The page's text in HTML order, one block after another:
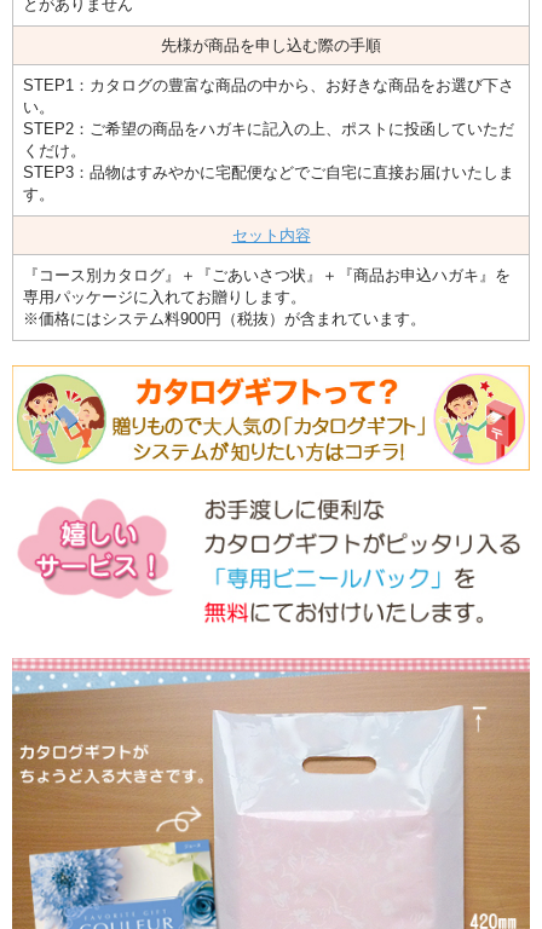
とがありません
先様が商品を申し込む際の手順
STEP1：カタログの豊富な商品の中から、お好きな商品をお選び下さ
い。
STEP2：ご希望の商品をハガキに記入の上、ポストに投函していただ
くだけ。
STEP3：品物はすみやかに宅配便などでご自宅に直接お届けいたしま
す。
セット内容
『コース別カタログ』＋『ごあいさつ状』＋『商品お申込ハガキ』を
専用パッケージに入れてお贈りします。
※価格にはシステム料900円（税抜）が含まれています。